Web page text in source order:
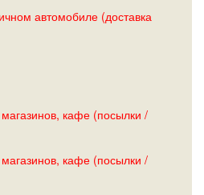
автомобиле (доставка
кафе (посылки /
кафе (посылки /